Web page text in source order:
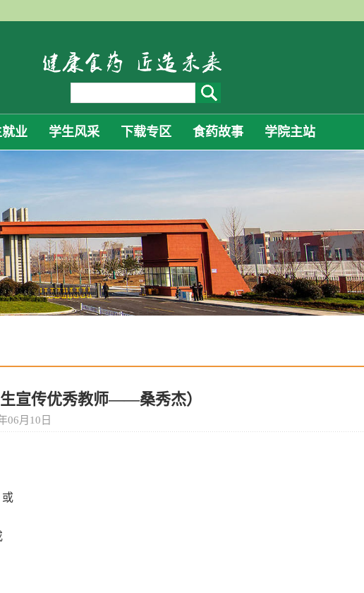
业 学生风采 下载专区 食药故事 学院主站
宣传优秀教师——桑秀杰）
06月10日